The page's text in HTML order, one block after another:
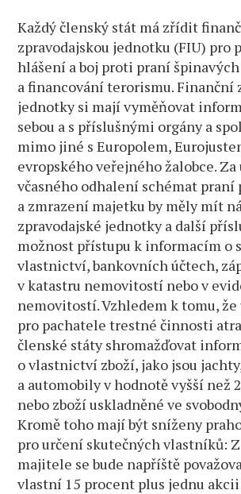
Každý členský stát má zřídit
zpravodajskou jednotku (FIU) pro
hlášení a boj proti praní
a financování terorismu. Finanční
jednotky si mají vyměňovat
sebou a s příslušnými orgány a
mimo jiné s Europolem,
evropského veřejného žalobce.
včasného odhalení schémat praní
a zmrazení majetku by měly mít
zpravodajské jednotky a další
možnost přístupu k informacím o
vlastnictví, bankovních účtech,
v katastru nemovitostí nebo v
nemovitostí. Vzhledem k tomu,
pro pachatele trestné činnosti
členské státy shromažďovat
o vlastnictví zboží, jako jsou
a automobily v hodnotě vyšší než
nebo zboží uskladněné ve
Kromě toho mají být sníženy
pro určení skutečných vlastníků:
majitele se bude napříště
vlastní 15 procent plus jednu